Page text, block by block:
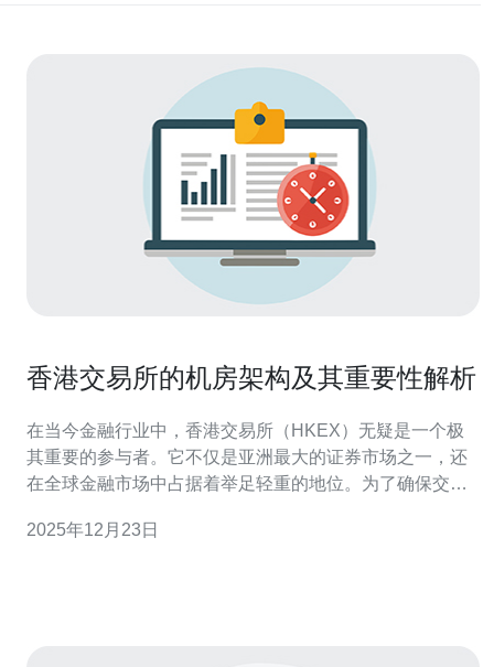
香港交易所的机房架构及其重要性解析
在当今金融行业中，香港交易所（HKEX）无疑是一个极
其重要的参与者。它不仅是亚洲最大的证券市场之一，还
在全球金融市场中占据着举足轻重的地位。为了确保交易
施显得尤为重要。本文将详细探讨香港交易所的机房架
2025年12月23日